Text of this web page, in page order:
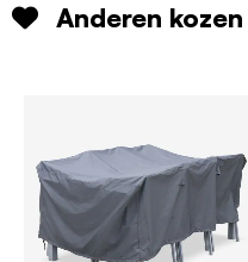
Anderen